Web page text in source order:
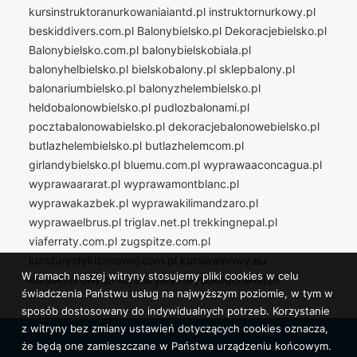
kursinstruktoranurkowaniaiantd.pl instruktornurkowy.pl
beskiddivers.com.pl Balonybielsko.pl Dekoracjebielsko.pl
Balonybielsko.com.pl balonybielskobiala.pl
balonyhelbielsko.pl bielskobalony.pl sklepbalony.pl
balonariumbielsko.pl balonyzhelembielsko.pl
heldobalonowbielsko.pl pudlozbalonami.pl
pocztabalonowabielsko.pl dekoracjebalonowebielsko.pl
butlazhelembielsko.pl butlazhelemcom.pl
girlandybielsko.pl bluemu.com.pl wyprawaaconcagua.pl
wyprawaararat.pl wyprawamontblanc.pl
wyprawakazbek.pl wyprawakilimandzaro.pl
wyprawaelbrus.pl triglav.net.pl trekkingnepal.pl
viaferraty.com.pl zugspitze.com.pl
kursskiturowy.pl kursturystykiwysokogorskiej.pl
W ramach naszej witryny stosujemy pliki cookies w celu
świadczenia Państwu usług na najwyższym poziomie, w tym w
sposób dostosowany do indywidualnych potrzeb. Korzystanie
z witryny bez zmiany ustawień dotyczących cookies oznacza,
że będą one zamieszczane w Państwa urządzeniu końcowym.